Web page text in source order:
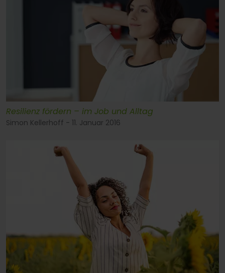
Resilienz fördern – im Job und Alltag
Simon Kellerhoff - 11. Januar 2016